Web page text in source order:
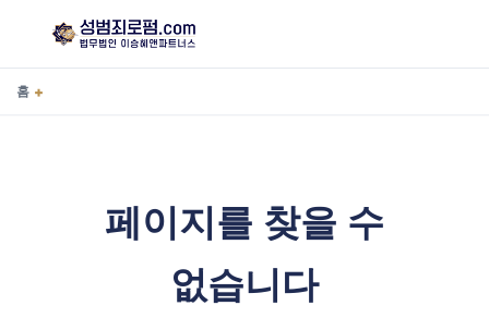
홈 +
페이지를 찾을 수
없습니다